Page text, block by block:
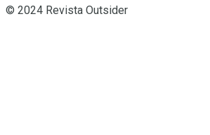
© 2024 Revista Outsider